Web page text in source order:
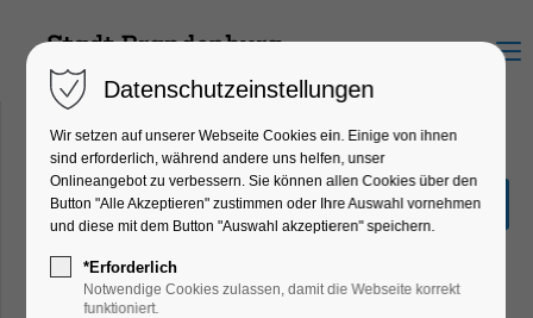
Menu
Tischtennisturnier um den
Timo Boll Cup
Ferienkalender, Kinder, Jugend, Mitmach-
Aktion, Party, Feiern, Fest
Datenschutzeinstellungen
Wir setzen auf unserer Webseite Cookies ein. Einige von ihnen
sind erforderlich, während andere uns helfen, unser
Onlineangebot zu verbessern. Sie können allen Cookies über den
Button "Alle Akzeptieren" zustimmen oder Ihre Auswahl vornehmen
und diese mit dem Button "Auswahl akzeptieren" speichern.
*Erforderlich
Notwendige Cookies zulassen, damit die Webseite korrekt
funktioniert.